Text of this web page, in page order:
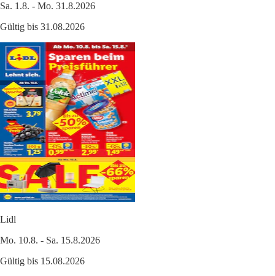
Sa. 1.8. - Mo. 31.8.2026
Gültig bis 31.08.2026
Lidl
Mo. 10.8. - Sa. 15.8.2026
Gültig bis 15.08.2026